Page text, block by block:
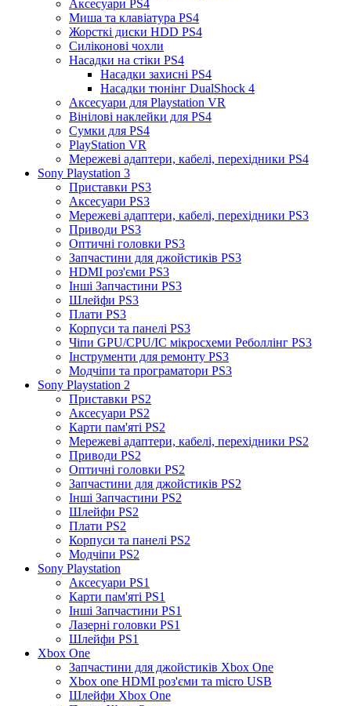
Аксесуари PS4
Миша та клавіатура PS4
Жорсткі диски HDD PS4
Силіконові чохли
Насадки на стіки PS4
Насадки захисні PS4
Насадки тюнінг DualShock 4
Аксесуари для Playstation VR
Вінілові наклейки для PS4
Сумки для PS4
PlayStation VR
Мережеві адаптери, кабелі, перехідники PS4
Sony Playstation 3
Приставки PS3
Аксесуари PS3
Мережеві адаптери, кабелі, перехідники PS3
Приводи PS3
Оптичні головки PS3
Запчастини для джойстиків PS3
HDMI роз'єми PS3
Інші Запчастини PS3
Шлейфи PS3
Плати PS3
Корпуси та панелі PS3
Чіпи GPU/CPU/IC мікросхеми Реболлінг PS3
Інструменти для ремонту PS3
Модчіпи та програматори PS3
Sony Playstation 2
Приставки PS2
Аксесуари PS2
Карти пам'яті PS2
Мережеві адаптери, кабелі, перехідники PS2
Приводи PS2
Оптичні головки PS2
Запчастини для джойстиків PS2
Інші Запчастини PS2
Шлейфи PS2
Плати PS2
Корпуси та панелі PS2
Модчіпи PS2
Sony Playstation
Аксесуари PS1
Карти пам'яті PS1
Інші Запчастини PS1
Лазерні головки PS1
Шлейфи PS1
Xbox One
Запчастини для джойстиків Xbox One
Xbox one HDMI роз'єми та micro USB
Шлейфи Xbox One